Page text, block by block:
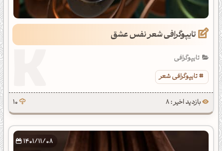
تایپوگرافی شعر نفس عشق
تایپوگرافی
تایپوگرافی شعر
بازدید اخیر : 8 10
1401/11/08